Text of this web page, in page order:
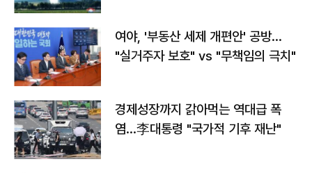
여야, '부동산 세제 개편안' 공방…
"실거주자 보호" vs "무책임의 극치"
경제성장까지 갉아먹는 역대급 폭
염…李대통령 "국가적 기후 재난"